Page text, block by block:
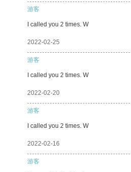
游客
I called you 2 times. W
2022-02-25
游客
I called you 2 times. W
2022-02-20
游客
I called you 2 times. W
2022-02-16
游客